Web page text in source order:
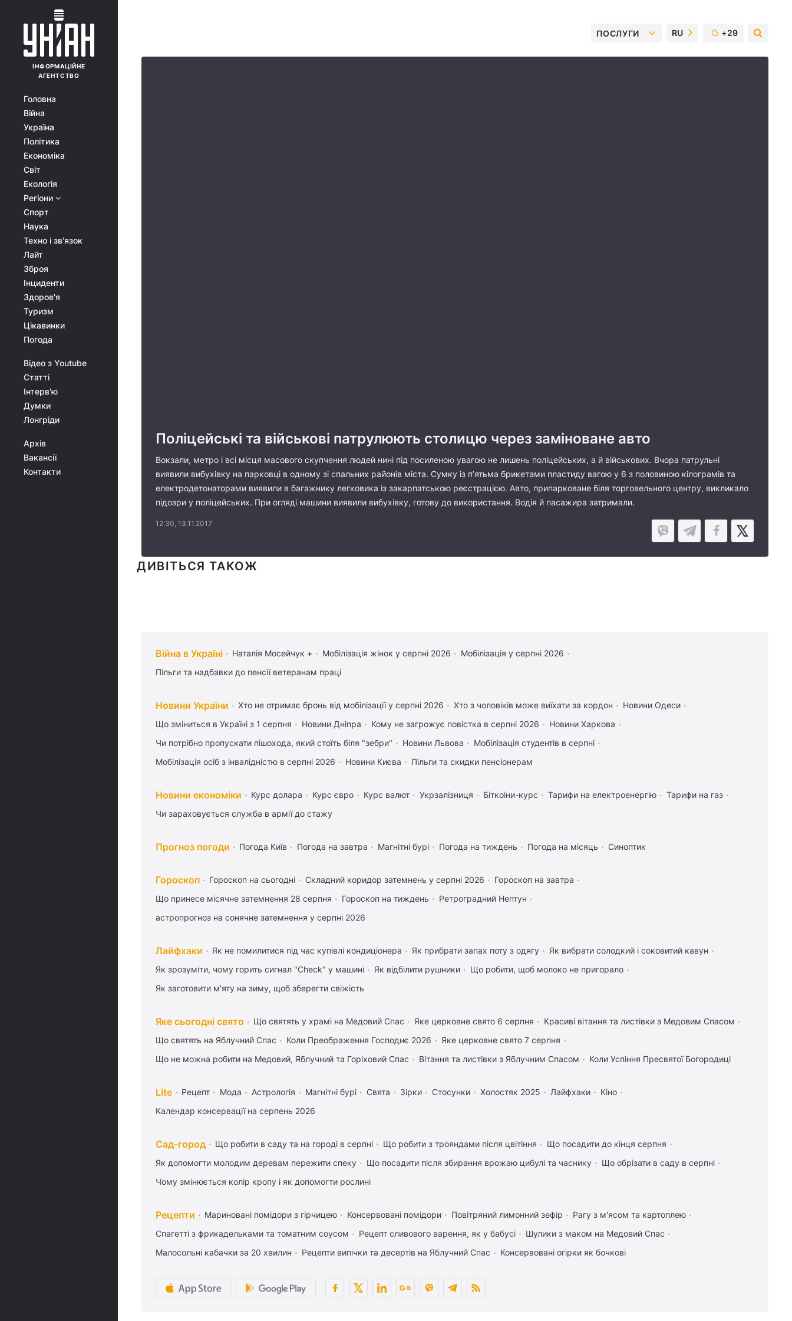
ІНФОРМАЦІЙНЕ
АГЕНТСТВО
Головна
Війна
Україна
Політика
Економіка
Світ
Екологія
Регіони
Спорт
Наука
Техно і зв'язок
Лайт
Зброя
Інциденти
Здоров'я
Туризм
Цікавинки
Погода
Відео з Youtube
Статті
Інтерв'ю
Думки
Лонгріди
Архів
Вакансії
Контакти
ПОСЛУГИ RU +29
Поліцейські та військові патрулюють столицю через заміноване авто
Вокзали, метро і всі місця масового скупчення людей нині під посиленою увагою не лишень поліцейських, а й військових. Вчора патрульні
виявили вибухівку на парковці в одному зі спальних районів міста. Сумку із п’ятьма брикетами пластиду вагою у 6 з половиною кілограмів та
електродетонаторами виявили в багажнику легковика із закарпатською реєстрацією. Авто, припарковане біля торговельного центру, викликало
підозри у поліцейських. При огляді машини виявили вибухівку, готову до використання. Водія й пасажира затримали.
12:30, 13.11.2017
ДИВІТЬСЯ ТАКОЖ
Війна в Україні Наталія Мосейчук + Мобілізація жінок у серпні 2026
Мобілізація у серпні 2026
Пільги та надбавки до пенсії ветеранам праці
Новини України Хто не отримає бронь від мобілізації у серпні 2026 Хто з чоловіків може виїхати за кордон
Новини Одеси
Що зміниться в Україні з 1 серпня
Новини Дніпра Кому не загрожує повістка в серпні 2026
Новини Харкова
Чи потрібно пропускати пішохода, який стоїть біля "зебри"
Новини Львова
Мобілізація студентів в серпні
Мобілізація осіб з інвалідністю в серпні 2026
Новини Києва Пільги та скидки пенсіонерам
Новини економіки Курс долара Курс євро Курс валют Укрзалізниця Біткоіни-курс Тарифи на електроенергію
Тарифи на газ
Чи зараховується служба в армії до стажу
Прогноз погоди Погода Київ Погода на завтра Магнітні бурі Погода на тиждень Погода на місяць Синоптик
Гороскоп Гороскоп на сьогодні Складний коридор затемнень у серпні 2026
Гороскоп на завтра
Що принесе місячне затемнення 28 серпня
Гороскоп на тиждень
Ретроградний Нептун
астропрогноз на сонячне затемнення у серпні 2026
Лайфхаки Як не помилитися під час купівлі кондиціонера Як прибрати запах поту з одягу
Як вибрати солодкий і соковитий кавун
Як зрозуміти, чому горить сигнал "Check" у машині
Як відбілити рушники
Що робити, щоб молоко не пригорало
Як заготовити м'яту на зиму, щоб зберегти свіжість
Яке сьогодні свято Що святять у храмі на Медовий Спас Яке церковне свято 6 серпня
Красиві вітання та листівки з Медовим Спасом
Що святять на Яблучний Спас
Коли Преображення Господнє 2026
Яке церковне свято 7 серпня
Що не можна робити на Медовий, Яблучний та Горіховий Спас
Вітання та листівки з Яблучним Спасом Коли Успіння Пресвятої Богородиці
Lite Рецепт Мода Астрологія Магнітні бурі Свята Зірки Стосунки Холостяк 2025 Лайфхаки
Кіно
Календар консервації на серпень 2026
Сад-город Що робити в саду та на городі в серпні Що робити з трояндами після цвітіння
Що посадити до кінця серпня
Як допомогти молодим деревам пережити спеку
Що посадити після збирання врожаю цибулі та часнику
Що обрізати в саду в серпні
Чому змінюється колір кропу і як допомогти рослині
Рецепти Мариновані помідори з гірчицею Консервовані помідори Повітряний лимонний зефір
Рагу з м'ясом та картоплею
Спагетті з фрикадельками та томатним соусом
Рецепт сливового варення, як у бабусі
Шулики з маком на Медовий Спас
Малосольні кабачки за 20 хвилин
Рецепти випічки та десертів на Яблучний Спас Консервовані огірки як бочкові